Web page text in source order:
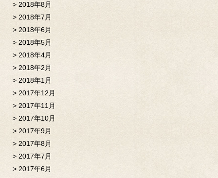
2018年8月
2018年7月
2018年6月
2018年5月
2018年4月
2018年2月
2018年1月
2017年12月
2017年11月
2017年10月
2017年9月
2017年8月
2017年7月
2017年6月